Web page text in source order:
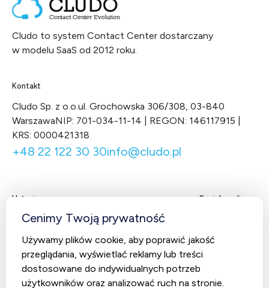
Cludo to system Contact Center dostarczany
w modelu SaaS od 2012 roku.
Kontakt
Cludo Sp. z o.o.ul. Grochowska 306/308, 03-840
WarszawaNIP: 701-034-11-14 | REGON: 146117915 |
KRS: 0000421318
+48 22 122 30 30info@cludo.pl
Usługi
Contact Center
CludoCRM
Telekomunikacja
AI Studio – Sztuczna inteligencja
Social media
Cenimy Twoją prywatność
Używamy plików cookie, aby poprawić jakość
przeglądania, wyświetlać reklamy lub treści
dostosowane do indywidualnych potrzeb
użytkowników oraz analizować ruch na stronie.